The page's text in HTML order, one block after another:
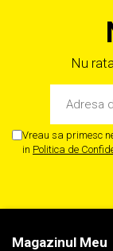
Nu
Vreau sa primesc
in Politica de
Magazinul Meu